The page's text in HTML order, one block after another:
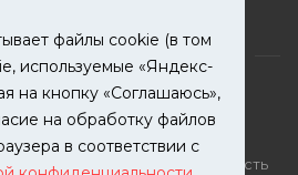
файлы cookie (в том
используемые «Яндекс-
на кнопку «Соглашаюсь»,
на обработку файлов
в соответствии с
| Кузовной ремонт и покраска
на сайте – собственность